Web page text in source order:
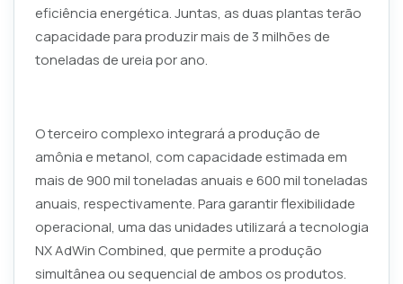
eficiência energética. Juntas, as duas plantas terão
capacidade para produzir mais de 3 milhões de
toneladas de ureia por ano.
O terceiro complexo integrará a produção de
amônia e metanol, com capacidade estimada em
mais de 900 mil toneladas anuais e 600 mil toneladas
anuais, respectivamente. Para garantir flexibilidade
operacional, uma das unidades utilizará a tecnologia
NX AdWin Combined, que permite a produção
simultânea ou sequencial de ambos os produtos.